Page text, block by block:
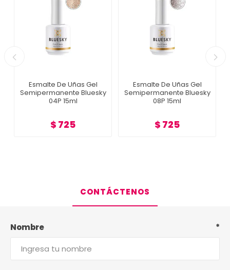
Esmalte De Uñas Gel
Semipermanente Bluesky
04P 15ml
$ 725
Esmalte De Uñas Gel
Semipermanente Bluesky
08P 15ml
$ 725
CONTÁCTENOS
Nombre *